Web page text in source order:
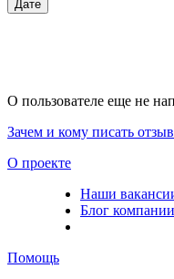
Дате
О пользователе еще не
Зачем и кому писать
О проекте
Наши
Блог компании
Помощь